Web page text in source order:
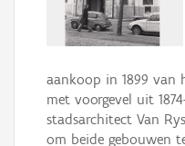
aankoop in 1899 van
met voorgevel uit
stadsarchitect Van
om beide gebouwen